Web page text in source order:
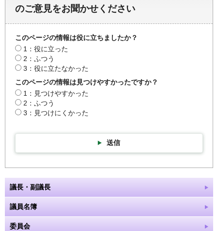
のご意見をお聞かせください
このページの情報は役に立ちましたか？
1：役に立った
2：ふつう
3：役に立たなかった
このページの情報は見つけやすかったですか？
1：見つけやすかった
2：ふつう
3：見つけにくかった
送信
議長・副議長
議員名簿
委員会